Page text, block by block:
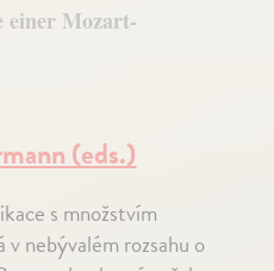
einer Mozart-
(eds.)
s množstvím
nebývalém rozsahu o